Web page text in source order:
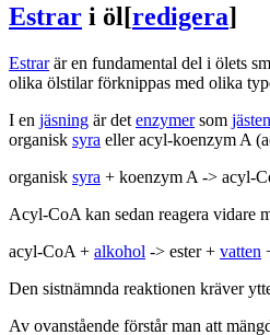
Estrar i öl[redigera]
Estrarär en fundamental del i ölets
olika ölstilar förknippas med olika
I en jäsning är det enzymersom jästen
organisk syra eller acyl-koenzym A
organisk syra + koenzym A -> acyl-
Acyl-CoA kan sedan reagera vidare
acyl-CoA + alkohol -> ester + vatten
Den sistnämnda reaktionen kräver
Av ovanstående förstår man att